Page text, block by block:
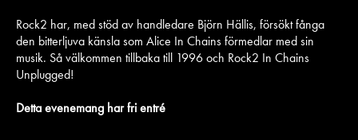
Rock2 har, med stöd av handledare Björn Hällis, försökt fånga
den bitterljuva känsla som Alice In Chains förmedlar med sin
musik. Så välkommen tillbaka till 1996 och Rock2 In Chains
Unplugged!
Detta evenemang har fri entré